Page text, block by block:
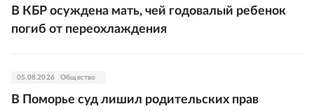
В КБР осуждена мать, чей годовалый ребенок
погиб от переохлаждения
05.08.2026 Общество
В Поморье суд лишил родительских прав